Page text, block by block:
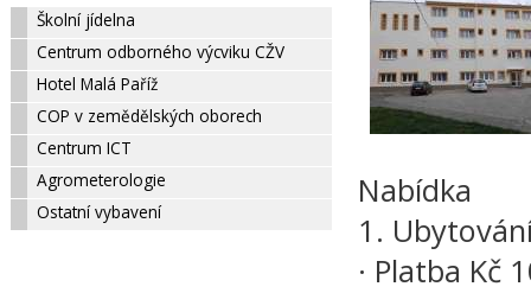
Školní jídelna
Centrum odborného výcviku CŽV
Hotel Malá Paříž
COP v zemědělských oborech
Centrum ICT
Agrometerologie
Ostatní vybavení
Nabídka
1.
· Platba Kč